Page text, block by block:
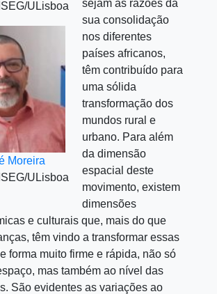
ULisboa
Moreira
ULisboa
sejam as razões da
sua consolidação
nos diferentes
países africanos,
têm contribuído para
uma sólida
transformação dos
mundos rural e
urbano. Para além
da dimensão
espacial deste
movimento, existem
dimensões
e culturais que, mais do que
têm vindo a transformar essas
forma muito firme e rápida, não só
mas também ao nível das
São evidentes as variações ao